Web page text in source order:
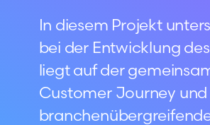
In diesem Projekt
bei der Entwicklung
liegt auf der
Customer Journey